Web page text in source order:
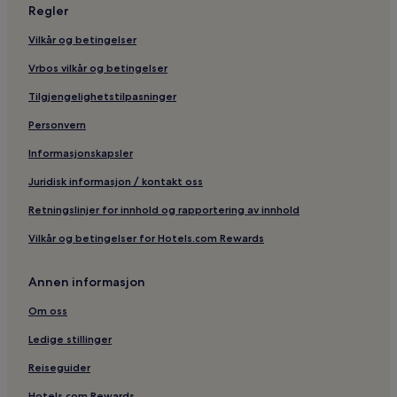
Vandrerhjem i Drottninggatan
Hoteller nær Solvalla
Vandrerhjem i Smedsuddsbadet
Luksushoteller nær Rörstrandsgatan
3-Stjerners hoteller i Lilla Essingen
Hoteller i Hallonbergen
Resorter og hoteller med spa nær Långholmen
Hoteller med treningssenter i Bromma
Vandrerhjem i Reimersholme
Hoteller nær Solna Strand t-banestasjon
4-Stjerners hoteller i Solna
Kjæledyrvennlige hoteller i Solna
Forretningshoteller nær Smedsuddsbadet
Boutique-Hoteller nær Lilla Essingen
Regler
Vilkår og betingelser
Vrbos vilkår og betingelser
Tilgjengelighetstilpasninger
Personvern
Informasjonskapsler
Juridisk informasjon / kontakt oss
Retningslinjer for innhold og rapportering av innhold
Vilkår og betingelser for Hotels.com Rewards
Annen informasjon
Om oss
Ledige stillinger
Reiseguider